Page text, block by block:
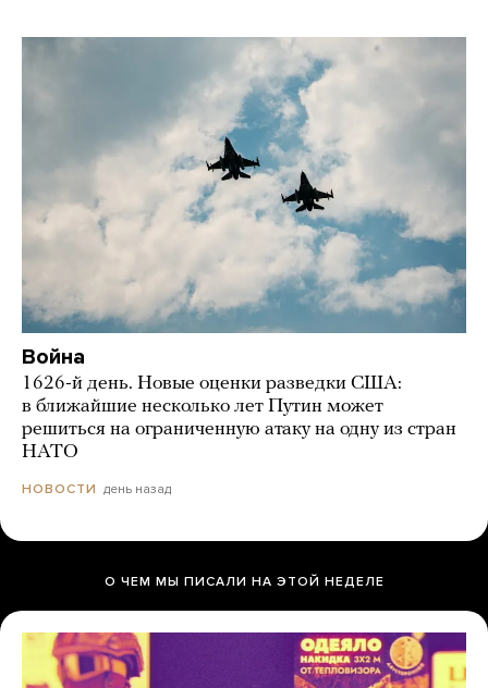
Война
1626-й день. Новые оценки разведки США:
в ближайшие несколько лет Путин может
решиться на ограниченную атаку на одну из стран
НАТО
НОВОСТИ день назад
О ЧЕМ МЫ ПИСАЛИ НА ЭТОЙ НЕДЕЛЕ